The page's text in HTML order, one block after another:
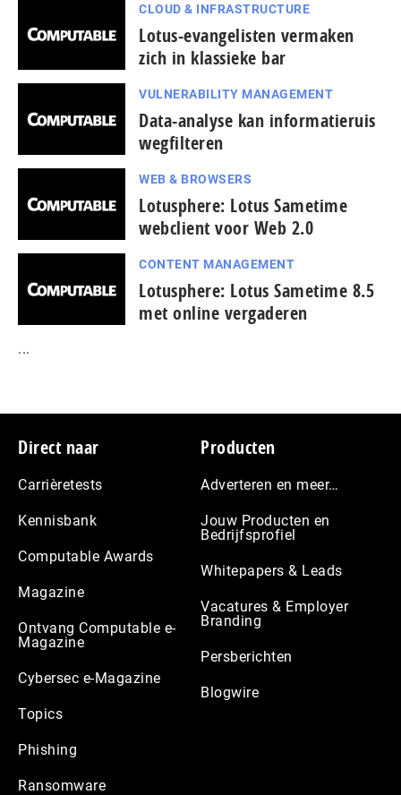
CLOUD & INFRASTRUCTURE
Lotus-evangelisten vermaken
zich in klassieke bar
VULNERABILITY MANAGEMENT
Data-analyse kan informatieruis
wegfilteren
WEB & BROWSERS
Lotusphere: Lotus Sametime
webclient voor Web 2.0
CONTENT MANAGEMENT
Lotusphere: Lotus Sametime 8.5
met online vergaderen
...
Footer
Direct naar
Carrièretests
Kennisbank
Computable Awards
Magazine
Ontvang Computable e-
Magazine
Cybersec e-Magazine
Topics
Phishing
Ransomware
Producten
Adverteren en meer…
Jouw Producten en
Bedrijfsprofiel
Whitepapers & Leads
Vacatures & Employer
Branding
Persberichten
Blogwire